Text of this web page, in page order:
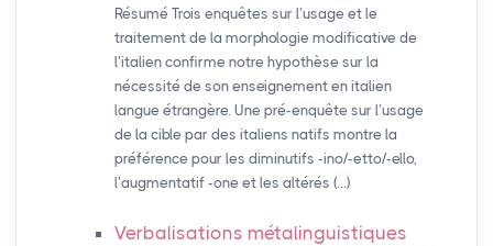
Résumé Trois enquêtes sur l’usage et le
traitement de la morphologie modificative de
l’italien confirme notre hypothèse sur la
nécessité de son enseignement en italien
langue étrangère. Une pré-enquête sur l’usage
de la cible par des italiens natifs montre la
préférence pour les diminutifs -ino/-etto/-ello,
l’augmentatif -one et les altérés (…)
Verbalisations métalinguistiques